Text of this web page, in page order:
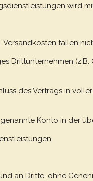
wird
Versandkosten fallen
Drittunternehmen
des Vertrags in
Konto in der
an Dritte, ohne